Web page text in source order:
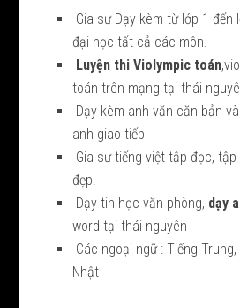
Gia sư Dạy kèm từ lớp 1 đến
đại học tất cả các môn.
Luyện thi Violympic toán
toán trên mạng tại thái
Dạy kèm anh văn căn bản
anh giao tiếp
Gia sư tiếng việt tập đọc,
đẹp.
Dạy tin học văn phòng, dạy
word tại thái nguyên
Các ngoại ngữ : Tiếng
Nhật